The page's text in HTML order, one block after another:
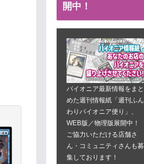
開中！
パイオニア最新情報をまと
めた週刊情報紙「週刊ふん
わりパイオニア便り」、
WEB版／物理版展開中！
ご協力いただける店舗さ
ん・コミュニティさんも募
集しております！